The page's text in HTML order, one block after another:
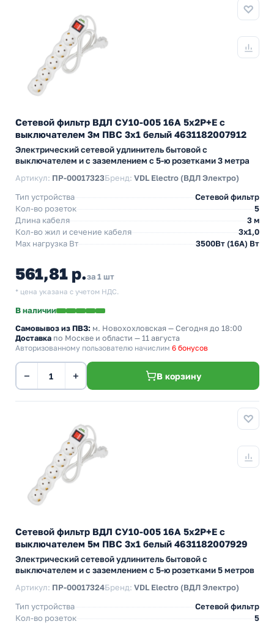
Сетевой фильтр ВДЛ СУ10-005 16А 5х2P+E с
выключателем 3м ПВС 3х1 белый 4631182007912
Электрический сетевой удлинитель бытовой с
выключателем и с заземлением с 5-ю розетками 3 метра
Артикул: ПР-00017323Бренд: VDL Electro (ВДЛ Электро)
Тип устройства
Сетевой фильтр
Кол-во розеток
5
Длина кабеля
3 м
Кол-во жил и сечение кабеля
3х1,0
Max нагрузка Вт
3500Вт (16А) Вт
561,81 р.за 1 шт
* цена указана с учетом НДС.
В наличии
Самовывоз из ПВЗ: м. Новохохловская — Сегодня до 18:00
Доставка по Москве и области — 11 августа
Авторизованному пользователю начислим 6 бонусов
− + В корзину
Сетевой фильтр ВДЛ СУ10-005 16А 5х2P+E с
выключателем 5м ПВС 3х1 белый 4631182007929
Электрический сетевой удлинитель бытовой с
выключателем и с заземлением с 5-ю розетками 5 метров
Артикул: ПР-00017324Бренд: VDL Electro (ВДЛ Электро)
Тип устройства
Сетевой фильтр
Кол-во розеток
5